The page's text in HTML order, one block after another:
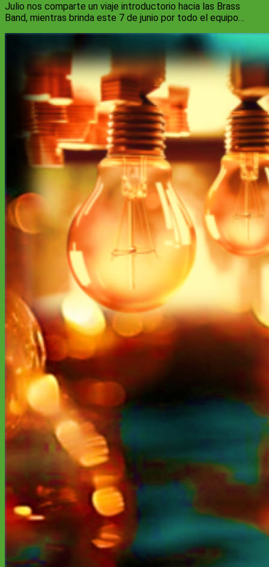
Julio nos comparte un viaje introductorio hacia las Brass
Band, mientras brinda este 7 de junio por todo el equipo…